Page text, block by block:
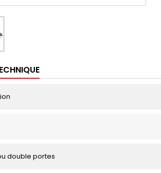
double portes